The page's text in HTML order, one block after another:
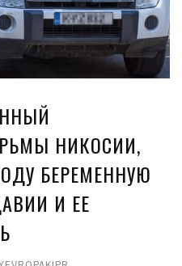
НИКОСИИ,
БЕРЕМЕННУЮ
И ЕЕ